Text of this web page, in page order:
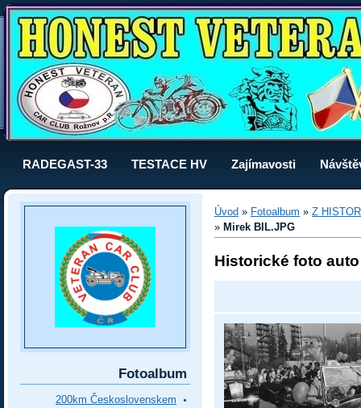
RADEGAST-33 TESTACE HV Zajímavosti
Úvod » Fotoalbum » Z
» Mirek BIL.JPG
Historické foto
Fotoalbum
200km Československem